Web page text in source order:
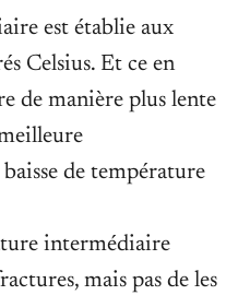
est établie aux
Celsius. Et ce en
de manière plus lente
de température
intermédiaire
mais pas de les